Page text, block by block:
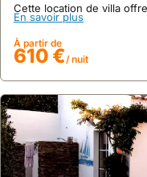
Cette location de villa
une annexe avec cuisine
En savoir plus
À partir de
610 €/ nuit